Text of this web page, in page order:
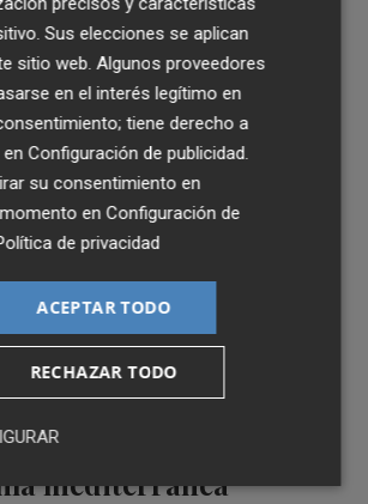
DE EMPRESAS
talento que impulsa la
mediterránea
Sus elecciones se aplican
sitio web. Algunos proveedores
en el interés legítimo en
tiene derecho a
enConfiguración de publicidad.
su consentimiento en
enConfiguración de
de privacidad
ACEPTAR TODO
RECHAZAR TODO